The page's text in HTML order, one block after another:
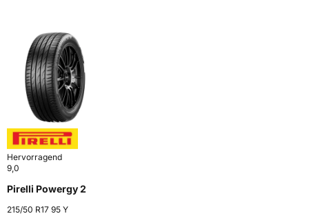
Hervorragend
9,0
Pirelli Powergy 2
215/50 R17 95 Y